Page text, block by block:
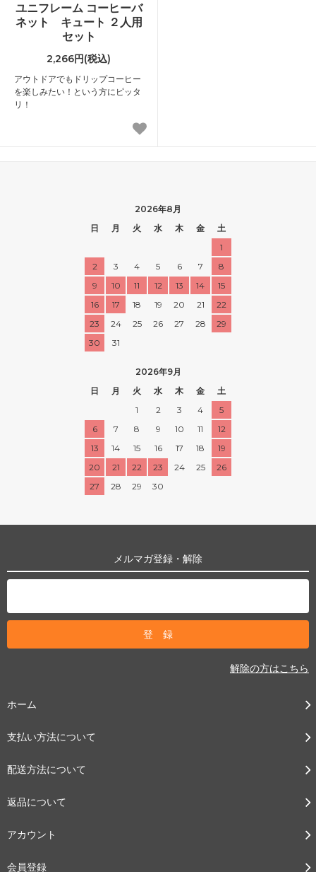
ユニフレーム コーヒーバ
ネット キュート ２人用
セット
2,266円(税込)
アウトドアでもドリップコーヒー
を楽しみたい！という方にピッタ
リ！
2026年8月
日
月 火 水 木 金
土
1
2
3 4 5 6 7
8
9
10 11 12 13 14
15
16
17 18 19 20 21
22
23
24 25 26 27 28
29
30
31
2026年9月
日
月 火 水 木 金
土
1
2 3 4
5
6
7 8 9 10 11
12
13
14 15 16 17 18
19
20
21 22 23 24 25
26
27
28 29 30
メルマガ登録・解除
解除の方はこちら
ホーム
支払い方法について
配送方法について
返品について
アカウント
会員登録